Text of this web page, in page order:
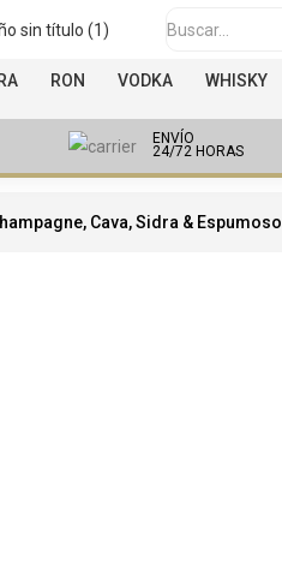
RON VODKA WHISKY
ENVÍO
24/72 HORAS
Cava, Sidra & Espumoso